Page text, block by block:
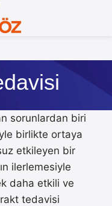
sorunlardan biri
birlikte ortaya
etkileyen bir
ilerlemesiyle
daha etkili ve
tedavisi